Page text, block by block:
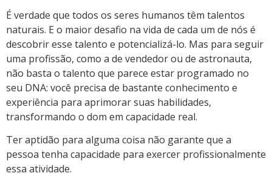
É verdade que todos os seres humanos têm talentos
naturais. E o maior desafio na vida de cada um de nós é
descobrir esse talento e potencializá-lo. Mas para seguir
uma profissão, como a de vendedor ou de astronauta,
não basta o talento que parece estar programado no
seu DNA: você precisa de bastante conhecimento e
experiência para aprimorar suas habilidades,
transformando o dom em capacidade real.
Ter aptidão para alguma coisa não garante que a
pessoa tenha capacidade para exercer profissionalmente
essa atividade.